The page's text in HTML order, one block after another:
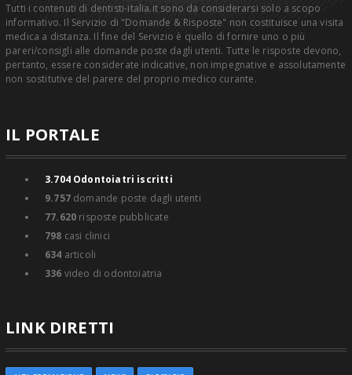
Tutti i contenuti di dentisti-italia.it sono da considerarsi solo a scopo
informativo. Il Servizio di "Domande & Risposte" non costituisce una visita
medica a distanza. Il fine del Servizio è quello di fornire uno o più
pareri/consigli alle domande poste dagli utenti. Tutte le risposte devono,
pertanto, essere considerate indicative, non impegnative e assolutamente
non sostitutive del parere del proprio medico curante.
IL PORTALE
3.704Odontoiatri iscritti
9.757domande poste dagli utenti
77.620 risposte pubblicate
798 casi clinici
634 articoli
336 video di odontoiatria
LINK DIRETTI